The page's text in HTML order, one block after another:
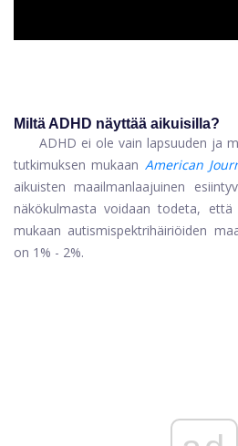
Miltä ADHD näyttää aikuisilla?
ADHD ei ole vain lapsuuden ja
tutkimuksen mukaan American
aikuisten maailmanlaajuinen
näkökulmasta voidaan todeta, että
mukaan autismispektrihäiriöiden
on 1% - 2%.